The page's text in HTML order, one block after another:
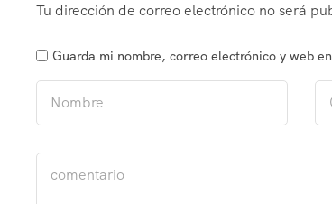
Tu dirección de correo electrónico no será
Guarda mi nombre, correo electrónico y web